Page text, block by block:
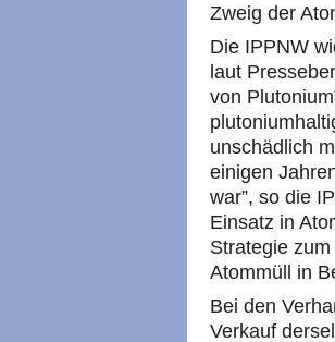
Zweig der
Die IPPNW
laut
von
unschädlich
einigen
war”, so die
Einsatz in
Strategie
Atommüll in
Bei den
Verkauf